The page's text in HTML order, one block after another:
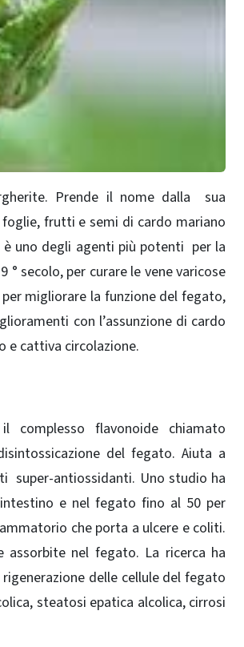
Prende il nome dalla sua
foglie, frutti e semi di cardo mariano
è uno degli agenti più potenti per la
secolo, per curare le vene varicose
migliorare la funzione del fegato,
con l’assunzione di cardo
e cattiva circolazione.
flavonoide chiamato
del fegato. Aiuta a
super-antiossidanti. Uno studio ha
e nel fegato fino al 50 per
che porta a ulcere e coliti.
assorbite nel fegato. La ricerca ha
delle cellule del fegato
steatosi epatica alcolica, cirrosi